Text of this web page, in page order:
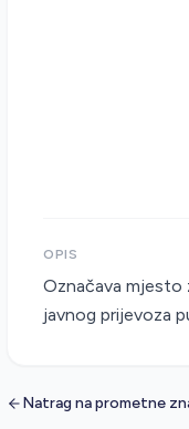
OPIS
Označava mjesto
javnog prijevoza
Natrag na prometne